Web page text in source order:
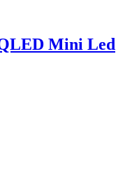
Mini Led